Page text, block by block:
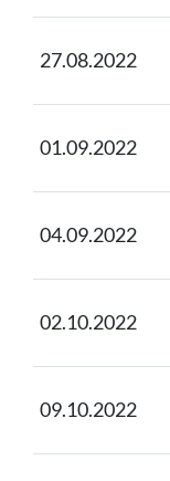
27.08.2022
01.09.2022
04.09.2022
02.10.2022
09.10.2022